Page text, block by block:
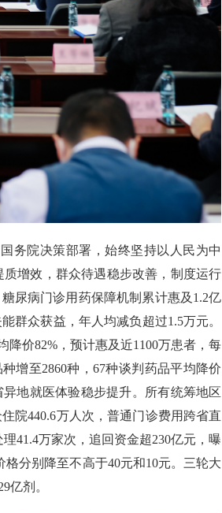
务院决策部署，始终坚持以人民为中
增效，群众待遇稳步改善，制度运行
尿病门诊用药保障机制累计惠及1.2亿
群众获益，年人均减负超过1.5万元。
价82%，预计惠及近1100万患者，每
增至2860种，67种谈判药品平均降价
异地就医体验稳步提升。所有统筹地区
院440.6万人次，普通门诊费用跨省直
41.4万家次，追回资金超230亿元，曝
分别降至不高于40元和10元。三轮大
亿剂。